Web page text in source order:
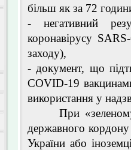
більш як за 72
- негативний
коронавірусу
заходу),
- документ, що
COVID-19
використання у
При «зеленому»
державного
України або